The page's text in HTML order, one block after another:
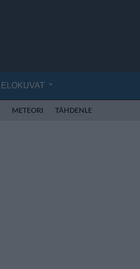
ELOKUVAT
METEORI TÄHDENLENTO